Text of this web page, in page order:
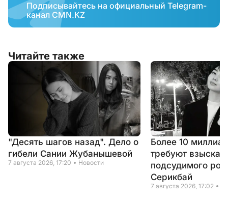
Подписывайтесь на официальный Telegram-
канал CMN.KZ
Читайте также
"Десять шагов назад". Дело о
гибели Сании Жубанышевой
7 августа 2026, 17:20 Новости
Более 10
требуют
подсудимого
Серикбай
7 августа 2026, 17:02